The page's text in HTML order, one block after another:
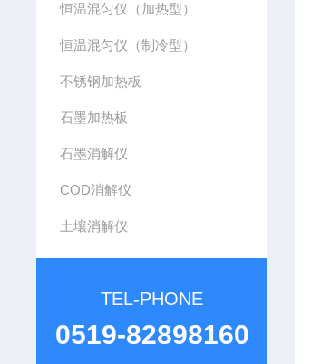
恒温混匀仪（加热型）
恒温混匀仪（制冷型）
不锈钢加热板
石墨加热板
石墨消解仪
COD消解仪
土壤消解仪
TEL-PHONE
0519-82898160